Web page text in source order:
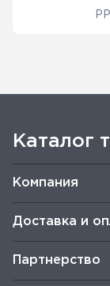
Каталог
Компания
Доставка и
Партнерство